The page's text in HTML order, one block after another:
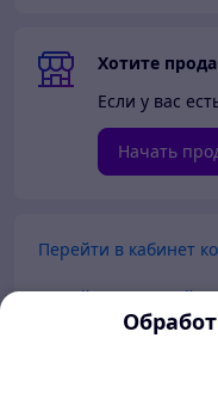
Хотите
Если у вас
Начать
Перейти в кабинет
Перейти в личный